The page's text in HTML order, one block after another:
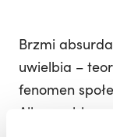
Brzmi
uwielbia –
fenomen
Albo problem z